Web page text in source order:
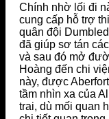
Chính nhờ lối đi
cung cấp hỗ trợ
quân đội
đã giúp sơ tán
và sau đó mở
Hoàng đến chi
này, được
tầm nhìn xa của
trai, dù mối quan